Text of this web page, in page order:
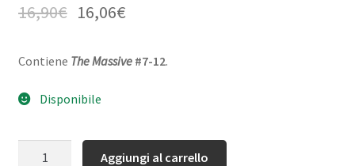
16,90€ 16,06€
Contiene The Massive#7-12.
Disponibile
Aggiungi al carrello